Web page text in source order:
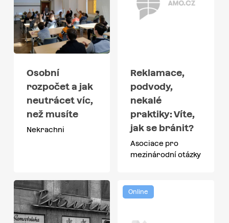
Osobní
rozpočet a jak
neutrácet víc,
než musíte
Nekrachni
Reklamace,
podvody,
nekalé
praktiky: Víte,
jak se bránit?
Asociace pro
mezinárodní otázky
Online